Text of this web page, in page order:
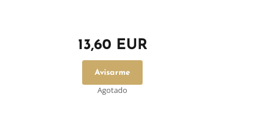
13,60 EUR
Avisarme
Agotado